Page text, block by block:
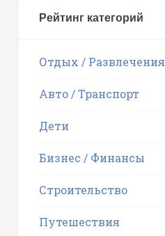
Рейтинг категорий
Отдых / Развлечения
Авто / Транспорт
Дети
Бизнес / Финансы
Строительство
Путешествия